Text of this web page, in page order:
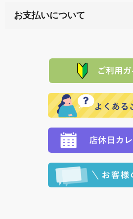
サイト内で購入された商品の送料
れの生産メーカーからお客様の
で、 それぞれ個別に送料が必要
または配送途中の 事故などで不
品代金を返金いたします。）
その際は誠に申し訳ありません
願いいたします。
お支払いについて
た場合、お客様からの ご入金を
定された場合は、準備出来次第
ます。 （到着日指定をされてい
程に合わせてお届けいたします。